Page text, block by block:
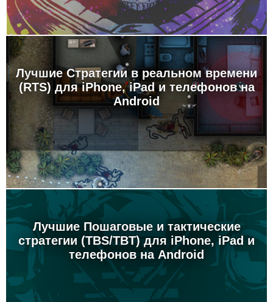
Лучшие Стратегии в реальном времени
(RTS) для iPhone, iPad и телефонов на
Android
Лучшие Пошаговые и тактические
стратегии (TBS/TBT) для iPhone, iPad и
телефонов на Android